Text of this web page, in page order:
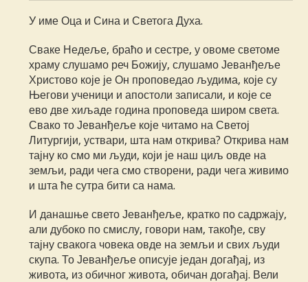
У име Оца и Сина и Светога Духа.
Сваке Недеље, браћо и сестре, у овоме светоме
храму слушамо реч Божију, слушамо Јеванђеље
Христово које је Он проповедао људима, које су
Његови ученици и апостоли записали, и које се
ево две хиљаде година проповеда широм света.
Свако то Јеванђеље које читамо на Светој
Литургији, уствари, шта нам открива? Открива нам
тајну ко смо ми људи, који је наш циљ овде на
земљи, ради чега смо створени, ради чега живимо
и шта ће сутра бити са нама.
И данашње свето Јеванђеље, кратко по садржају,
али дубоко по смислу, говори нам, такође, сву
тајну свакога човека овде на земљи и свих људи
скупа. То Јеванђеље описује један догађај, из
живота, из обичног живота, обичан догађај. Вели